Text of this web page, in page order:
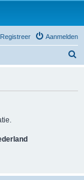
Aanmelden
Registreer